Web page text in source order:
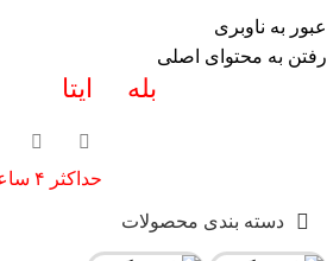
عبور به ناوبری
رفتن به محتوای اصلی
info@pars-gostar.ir
مشتریان گرامی پاسخگوی
بله ایتا
حداکثر ۴ ساعت
دسته بندی محصولات